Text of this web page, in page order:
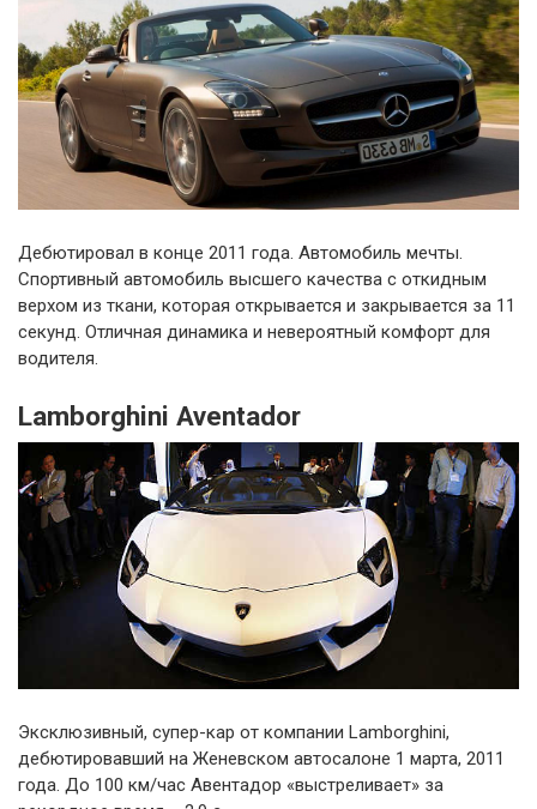
Дебютировал в конце 2011 года. Автомобиль мечты.
Спортивный автомобиль высшего качества с откидным
верхом из ткани, которая открывается и закрывается за 11
секунд. Отличная динамика и невероятный комфорт для
водителя.
Lamborghini Aventador
Эксклюзивный, супер-кар от компании Lamborghini,
дебютировавший на Женевском автосалоне 1 марта, 2011
года. До 100 км/час Авентадор «выстреливает» за